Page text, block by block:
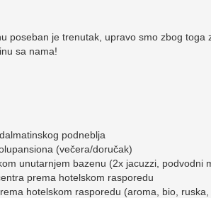
poseban je trenutak, upravo smo zbog
sa nama!
podneblja
(večera/doručak)
unutarnjem bazenu (2x jacuzzi, podvodni
prema hotelskom rasporedu
hotelskom rasporedu (aroma, bio, ruska,